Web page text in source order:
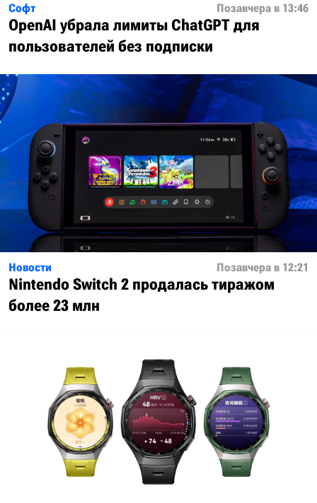
Софт Позавчера в 13:46
OpenAI убрала лимиты ChatGPT для
пользователей без подписки
Новости Позавчера в 12:21
Nintendo Switch 2 продалась тиражом
более 23 млн